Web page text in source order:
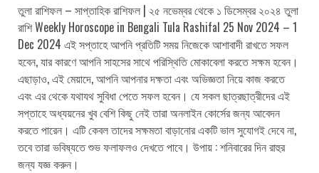
তুলা রাশিফল – সাপ্তাহিক রাশিফল | ২৫ নভেম্বর থেকে ১ ডিসেম্বর ২০২৪ তুলা
রাশি Weekly Horoscope in Bengali Tula Rashifal 25 Nov 2024 – 1
Dec 2024 এই সপ্তাহে আপনি প্রতিটি সময় নিজেকে আশাবাদী রাখতে সফল
হবেন, যার কারণে আপনি সাহসের সাথে পরিস্থিতি মোকাবেলা করতে সক্ষম হবেন।
এছাড়াও, এই মেয়াদে, আপনি আপনার দক্ষতা এবং অভিজ্ঞতা নিয়ে কাজ করতে
এবং এর থেকে যথাযথ সুবিধা পেতে সফল হবেন। যে সকল ছাত্রছাত্রীদের এই
সপ্তাহে অধ্যয়নের খুব বেশি কিছু নেই তারা অনলাইন কোর্সের জন্য আবেদন
করতে পারেন। এটি কেবল তাদের সক্ষমতা বাড়ানোর একটি ভাল সুযোগই দেবে না,
তবে তারা ভবিষ্যতে শুভ ফলাফলও দেখতে পাবে। উপায় : শনিবারের দিন রাহুর
জন্য যজ্ঞ করুন।